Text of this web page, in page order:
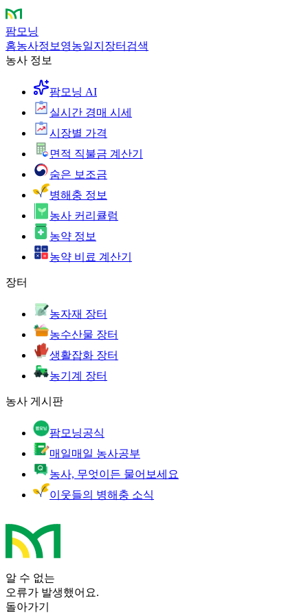
팜모닝
홈농사정보 영농일지 장터 검색
농사 정보
팜모닝 AI
실시간 경매 시세
시장별 가격
면적 직불금 계산기
숨은 보조금
병해충 정보
농사 커리큘럼
농약 정보
농약 비료 계산기
장터
농자재 장터
농수산물 장터
생활잡화 장터
농기계 장터
농사 게시판
팜모닝공식
매일매일 농사공부
농사, 무엇이든 물어보세요
이웃들의 병해충 소식
알 수 없는
오류가 발생했어요.
돌아가기